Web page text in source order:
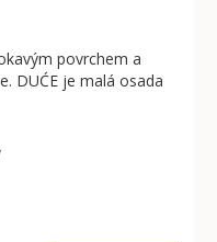
povrchem a
DUĆE je malá osada